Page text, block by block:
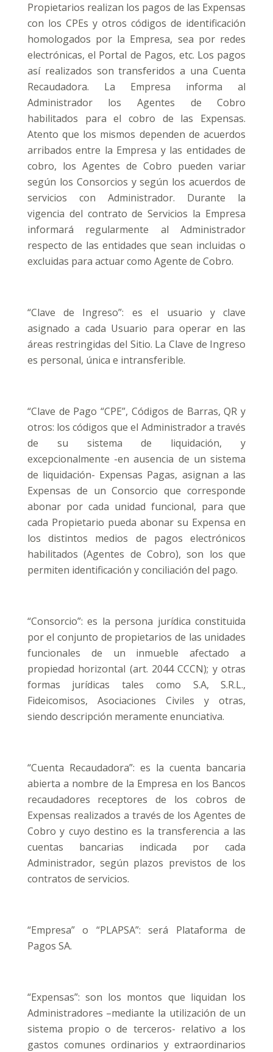
Propietarios realizan los pagos de las Expensas
con los CPEs y otros códigos de identificación
homologados por la Empresa, sea por redes
electrónicas, el Portal de Pagos, etc. Los pagos
así realizados son transferidos a una Cuenta
Recaudadora. La Empresa informa al
Administrador los Agentes de Cobro
habilitados para el cobro de las Expensas.
Atento que los mismos dependen de acuerdos
arribados entre la Empresa y las entidades de
cobro, los Agentes de Cobro pueden variar
según los Consorcios y según los acuerdos de
servicios con Administrador. Durante la
vigencia del contrato de Servicios la Empresa
informará regularmente al Administrador
respecto de las entidades que sean incluidas o
excluidas para actuar como Agente de Cobro.
“Clave de Ingreso”: es el usuario y clave
asignado a cada Usuario para operar en las
áreas restringidas del Sitio. La Clave de Ingreso
es personal, única e intransferible.
“Clave de Pago “CPE”, Códigos de Barras, QR y
otros: los códigos que el Administrador a través
de su sistema de liquidación, y
excepcionalmente -en ausencia de un sistema
de liquidación- Expensas Pagas, asignan a las
Expensas de un Consorcio que corresponde
abonar por cada unidad funcional, para que
cada Propietario pueda abonar su Expensa en
los distintos medios de pagos electrónicos
habilitados (Agentes de Cobro), son los que
permiten identificación y conciliación del pago.
“Consorcio”: es la persona jurídica constituida
por el conjunto de propietarios de las unidades
funcionales de un inmueble afectado a
propiedad horizontal (art. 2044 CCCN); y otras
formas jurídicas tales como S.A, S.R.L.,
Fideicomisos, Asociaciones Civiles y otras,
siendo descripción meramente enunciativa.
“Cuenta Recaudadora”: es la cuenta bancaria
abierta a nombre de la Empresa en los Bancos
recaudadores receptores de los cobros de
Expensas realizados a través de los Agentes de
Cobro y cuyo destino es la transferencia a las
cuentas bancarias indicada por cada
Administrador, según plazos previstos de los
contratos de servicios.
“Empresa” o “PLAPSA”: será Plataforma de
Pagos SA.
“Expensas”: son los montos que liquidan los
Administradores –mediante la utilización de un
sistema propio o de terceros- relativo a los
gastos comunes ordinarios y extraordinarios